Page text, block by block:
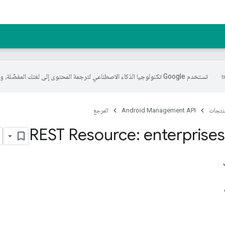
تستخدم Google تكنولوجيا الذكاء الاصطناعي لترجمة المحتوى إلى لغتك المفضّلة، وقد تتضمّن بعض الأخطاء.
Android Management API المرجع
REST Resource: enterprises